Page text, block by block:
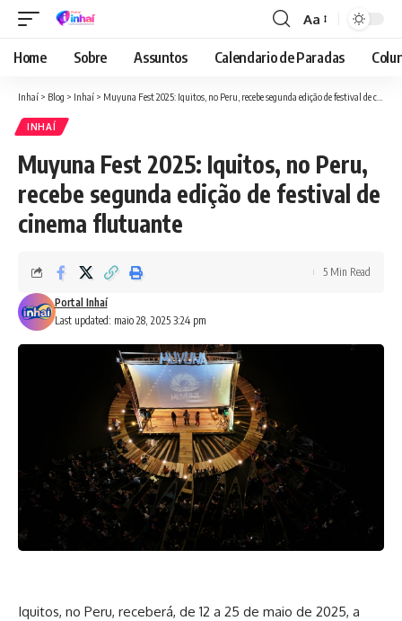
Font
Resizer
Aa
Home Sobre Assuntos Calendario de Paradas
Inhaí > Blog > Inhaí > Muyuna Fest 2025: Iquitos, no Peru, recebe segunda edição de festival de cinema flutuante
INHAÍ
Muyuna Fest 2025: Iquitos, no Peru,
recebe segunda edição de festival de
cinema flutuante
Last updated: maio 28, 2025 3:24 pm
Portal Inhaí
5 Min Read
Iquitos, no Peru, receberá, de 12 a 25 de maio de 2025, a